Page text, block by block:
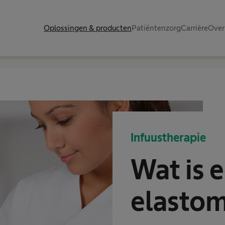
Oplossingen & productenPatiëntenzorgCarrière
Infuustherapie
Wat is